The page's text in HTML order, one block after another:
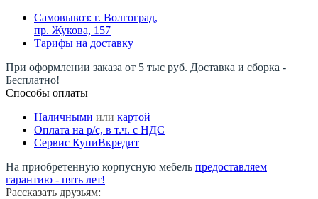
Самовывоз: г. Волгоград,
пр. Жукова, 157
Тарифы на доставку
При оформлении заказа от 5 тыс руб. Доставка и сборка -
Бесплатно!
Способы оплаты
Наличными или картой
Оплата на р/c, в т.ч. с НДС
Сервис КупиВкредит
На приобретенную корпусную мебель предоставляем
гарантию - пять лет!
Рассказать друзьям: